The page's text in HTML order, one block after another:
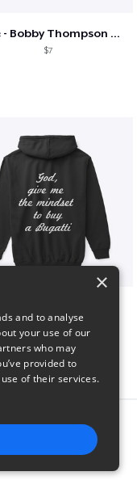
Shine - Bobby Thompson Band Merch
$7
×
and to analyse
your use of our
who may
provided to
of their services.